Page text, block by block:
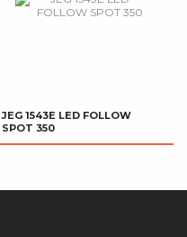
JEG 1543E LED FOLLOW
SPOT 350